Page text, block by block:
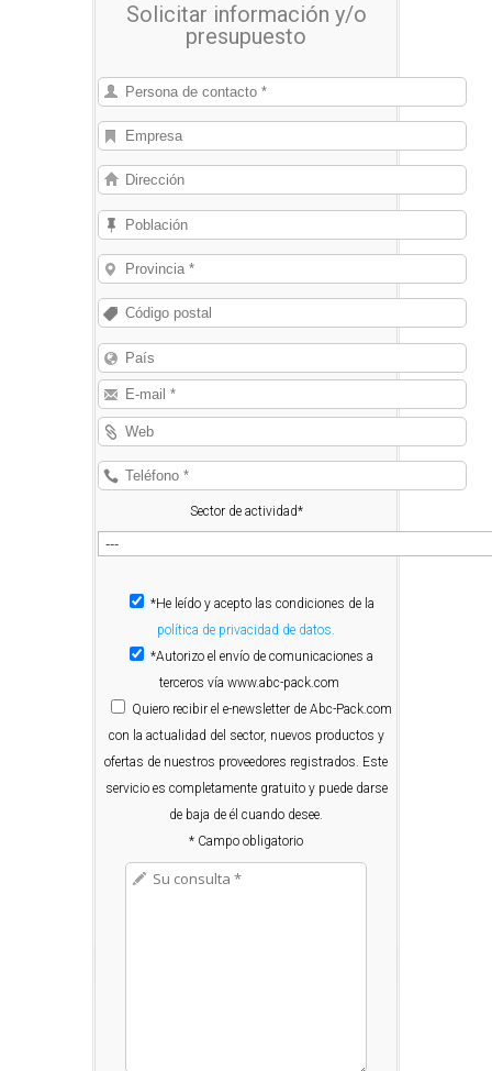
Solicitar información y/o
presupuesto
Sector de actividad*
*He leído y acepto las condiciones de la
política de privacidad de datos.
*Autorizo el envío de comunicaciones a
terceros vía www.abc-pack.com
Quiero recibir el e-newsletter de Abc-Pack.com
con la actualidad del sector, nuevos productos y
ofertas de nuestros proveedores registrados. Este
servicio es completamente gratuito y puede darse
de baja de él cuando desee.
* Campo obligatorio